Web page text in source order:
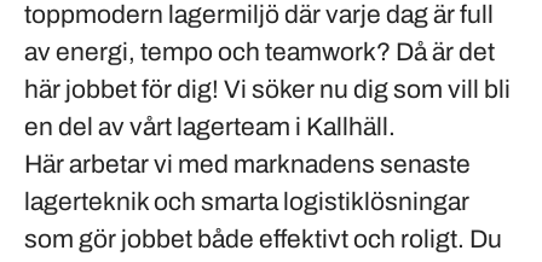
toppmodern lagermiljö där varje dag är full
av energi, tempo och teamwork? Då är det
här jobbet för dig! Vi söker nu dig som vill bli
en del av vårt lagerteam i Kallhäll .
Här arbetar vi med marknadens senaste
lagerteknik och smarta logistiklösningar
som gör jobbet både effektivt och roligt. Du